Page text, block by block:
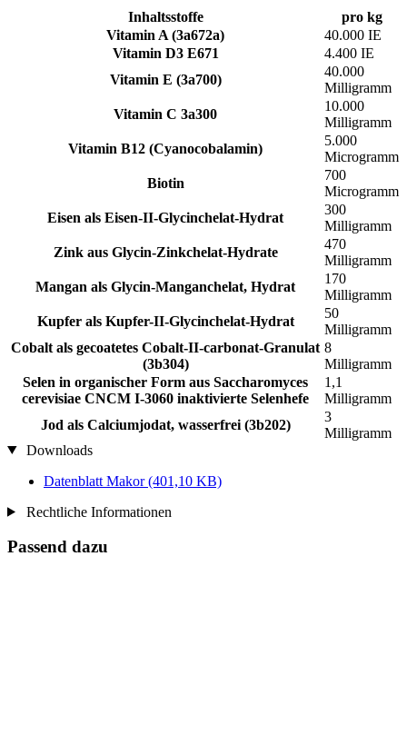
Inhaltsstoffe
pro kg
Vitamin A (3a672a)
40.000 IE
Vitamin D3 E671
4.400 IE
Vitamin E (3a700)
40.000
Milligramm
Vitamin C 3a300
10.000
Milligramm
Vitamin B12 (Cyanocobalamin)
5.000
Microgramm
Biotin
700
Microgramm
Eisen als Eisen-II-Glycinchelat-Hydrat
300
Milligramm
Zink aus Glycin-Zinkchelat-Hydrate
470
Milligramm
Mangan als Glycin-Manganchelat, Hydrat
170
Milligramm
Kupfer als Kupfer-II-Glycinchelat-Hydrat
50
Milligramm
Cobalt als gecoatetes Cobalt-II-carbonat-Granulat
(3b304)
8
Milligramm
Selen in organischer Form aus Saccharomyces
cerevisiae CNCM I-3060 inaktivierte Selenhefe
1,1
Milligramm
Jod als Calciumjodat, wasserfrei (3b202)
3
Milligramm
Downloads
Datenblatt Makor(401,10 KB)
Rechtliche Informationen
Passend dazu